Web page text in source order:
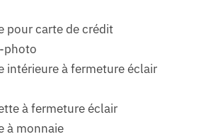
pour carte de crédit
photo
intérieure à fermeture éclair
à fermeture éclair
à monnaie